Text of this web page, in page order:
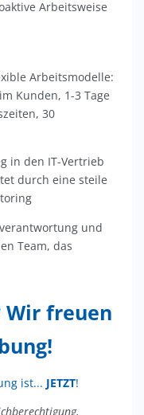
Arbeitsweise
Arbeitsmodelle:
Kunden, 1-3 Tage
30
in den IT-Vertrieb
durch eine steile
und
Team, das
Wir freuen
ist... JETZT!